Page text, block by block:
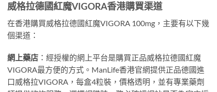
威格拉德國紅魔VIGORA香港購買渠道
在香港購買威格拉德國紅魔VIGORA 100mg，主要有以下幾
個渠道：
網上藥店 ：經授權的網上平台是購買正品威格拉德國紅魔
VIGORA最方便的方式。ManLife香港官網提供正品德國進
口威格拉VIGORA，每盒4粒裝，價格透明，並有專業藥劑